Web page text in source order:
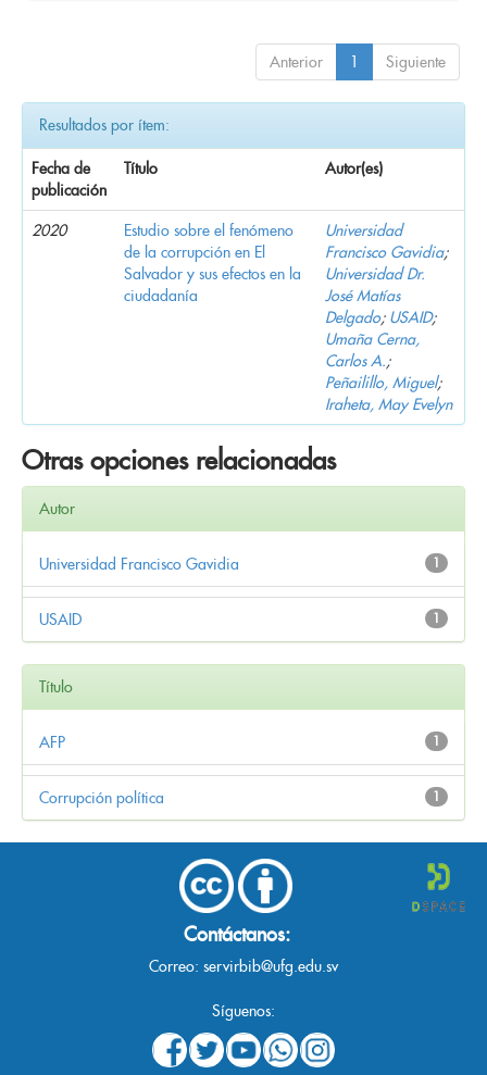
Anterior 1 Siguiente
Resultados por ítem:
Fecha de
publicación
Título Autor(es)
2020
Estudio sobre el fenómeno
de la corrupción en El
Salvador y sus efectos en la
ciudadanía
Universidad
Francisco Gavidia;
Universidad Dr.
José Matías
Delgado; USAID;
Umaña Cerna,
Carlos A.;
Peñailillo, Miguel;
Iraheta, May Evelyn
Otras opciones relacionadas
Autor
1
Universidad Francisco Gavidia
1
USAID
Título
1
AFP
1
Corrupción política
Contáctanos:
Correo: servirbib@ufg.edu.sv
Síguenos: